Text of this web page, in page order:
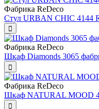
Фабрика ReDeco
Стул URBAN CHIC 4144
Фабрика ReDeco
Шкаф Diamonds 3065
Фабрика ReDeco
Шкаф NATURAL MOOD